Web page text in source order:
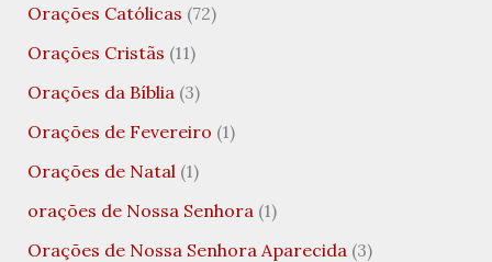
Orações Católicas (72)
Orações Cristãs (11)
Orações da Bíblia (3)
Orações de Fevereiro (1)
Orações de Natal (1)
orações de Nossa Senhora (1)
Orações de Nossa Senhora Aparecida (3)